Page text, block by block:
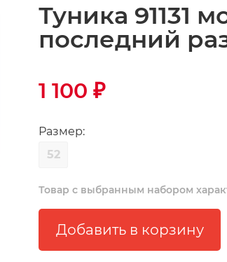
Туника 91131
последний
1 100 ₽
Размер:
52
Товар с выбранным набором